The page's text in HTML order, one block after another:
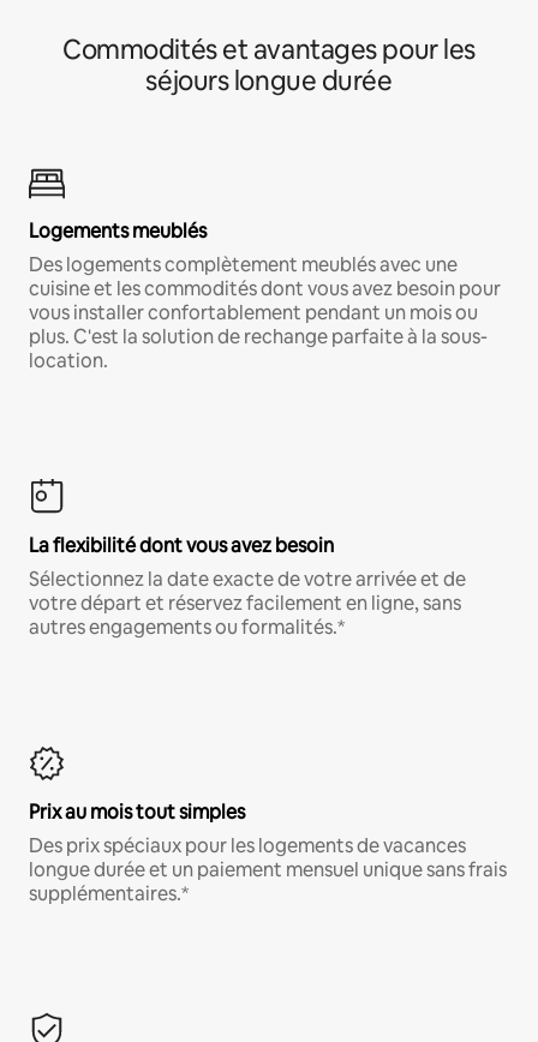
Commodités et avantages pour les
séjours longue durée
Logements meublés
Des logements complètement meublés avec une
cuisine et les commodités dont vous avez besoin pour
vous installer confortablement pendant un mois ou
plus. C'est la solution de rechange parfaite à la sous-
location.
La flexibilité dont vous avez besoin
Sélectionnez la date exacte de votre arrivée et de
votre départ et réservez facilement en ligne, sans
autres engagements ou formalités.*
Prix au mois tout simples
Des prix spéciaux pour les logements de vacances
longue durée et un paiement mensuel unique sans frais
supplémentaires.*